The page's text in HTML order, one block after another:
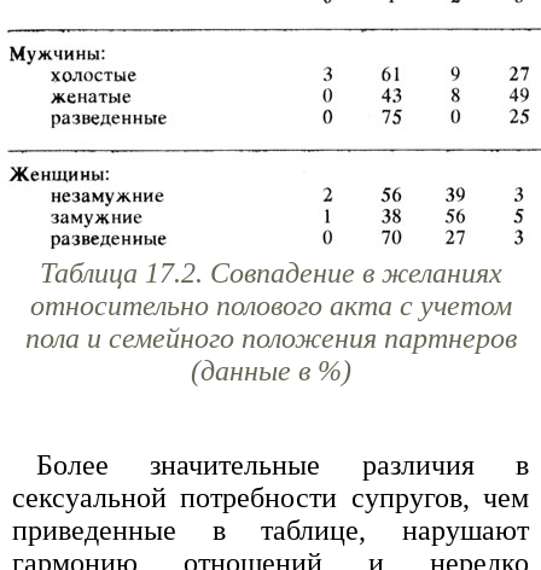
Таблица 17.2. Совпадение в желаниях
относительно полового акта с учетом
пола и семейного положения партнеров
(данные в %)
Более значительные различия в
сексуальной потребности супругов, чем
приведенные в таблице, нарушают
гармонию отношений и нередко